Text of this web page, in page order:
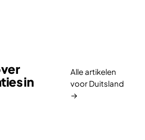
in
Alle artikelen
voor Duitsland
→